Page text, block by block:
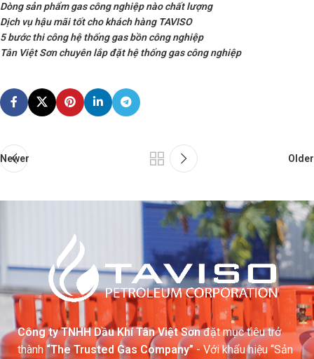
Dòng sản phẩm gas công nghiệp nào chất lượng
Dịch vụ hậu mãi tốt cho khách hàng TAVISO
5 bước thi công hệ thống gas bồn công nghiệp
Tân Việt Sơn chuyên lắp đặt hệ thống gas công nghiệp
Newer Older
Công ty TNHH Dầu Khí Tân Việt Sơnđặt mục tiêu trở
thành “The Trusted Gas Company”- Với khẩu hiệu “Sản